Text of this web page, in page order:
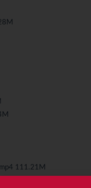
111.21M
106.02M